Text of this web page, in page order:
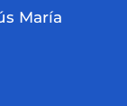
María